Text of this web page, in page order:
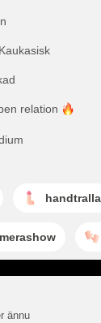
relation
handtralla
ännu